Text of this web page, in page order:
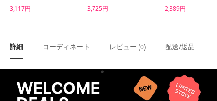
3,117円
3,725円
2,389円
詳細 コーディネート レビュー (0) 配送/返品